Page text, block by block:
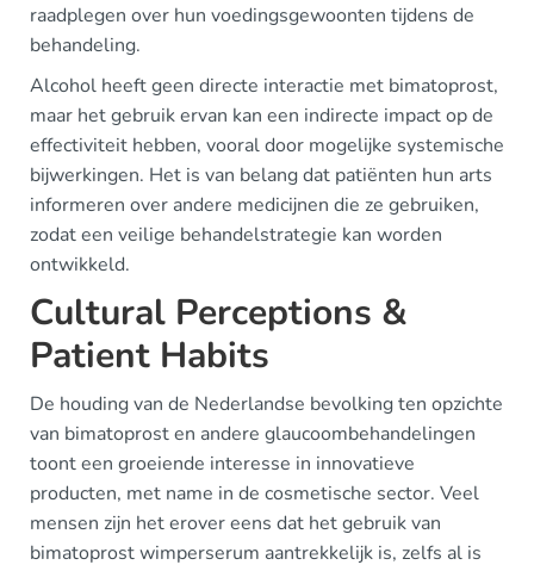
raadplegen over hun voedingsgewoonten tijdens de
behandeling.
Alcohol heeft geen directe interactie met bimatoprost,
maar het gebruik ervan kan een indirecte impact op de
effectiviteit hebben, vooral door mogelijke systemische
bijwerkingen. Het is van belang dat patiënten hun arts
informeren over andere medicijnen die ze gebruiken,
zodat een veilige behandelstrategie kan worden
ontwikkeld.
Cultural Perceptions &
Patient Habits
De houding van de Nederlandse bevolking ten opzichte
van bimatoprost en andere glaucoombehandelingen
toont een groeiende interesse in innovatieve
producten, met name in de cosmetische sector. Veel
mensen zijn het erover eens dat het gebruik van
bimatoprost wimperserum aantrekkelijk is, zelfs al is